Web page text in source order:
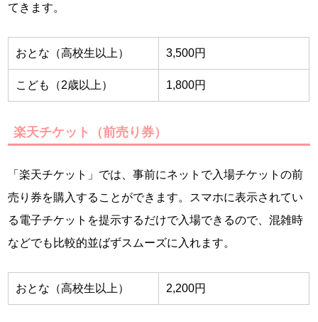
てきます。
おとな（高校生以上） 3,500円
こども（2歳以上） 1,800円
楽天チケット（前売り券）
「楽天チケット」では、事前にネットで入場チケットの前
売り券を購入することができます。スマホに表示されてい
る電子チケットを提示するだけで入場できるので、混雑時
などでも比較的並ばずスムーズに入れます。
おとな（高校生以上） 2,200円